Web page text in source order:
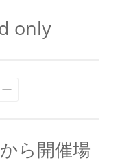
only
ら開催場